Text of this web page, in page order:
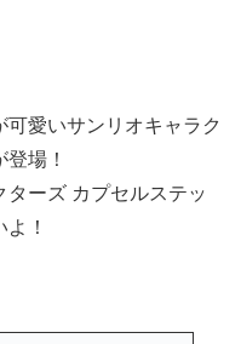
愛いサンリオキャラク
場！
ーズ カプセルステッ
！